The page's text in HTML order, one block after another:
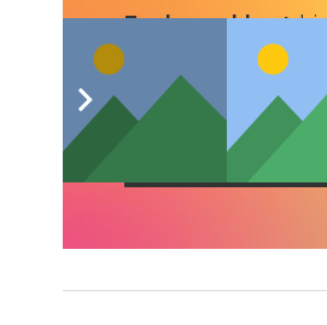
Taubenschlag+
3 € im Monat
erstklassige
Jetzt abonnieren